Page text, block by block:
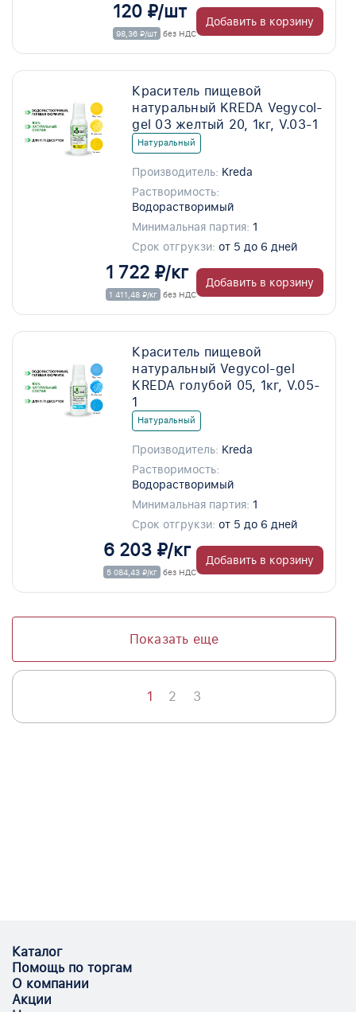
120 ₽/шт
98,36 ₽/шт без НДС
Добавить в корзину
Краситель пищевой
натуральный KREDA Vegycol-
gel 03 желтый 20, 1кг, V.03-1
Натуральный
Производитель: Kreda
Растворимость:
Водорастворимый
Минимальная партия: 1
Срок отгрукзи: от 5 до 6 дней
1 722 ₽/кг
1 411,48 ₽/кг без НДС
Добавить в корзину
Краситель пищевой
натуральный Vegycol-gel
KREDA голубой 05, 1кг, V.05-
1
Натуральный
Производитель: Kreda
Растворимость:
Водорастворимый
Минимальная партия: 1
Срок отгрукзи: от 5 до 6 дней
6 203 ₽/кг
5 084,43 ₽/кг без НДС
Добавить в корзину
Показать еще
1 2 3
Каталог
Помощь по торгам
О компании
Акции